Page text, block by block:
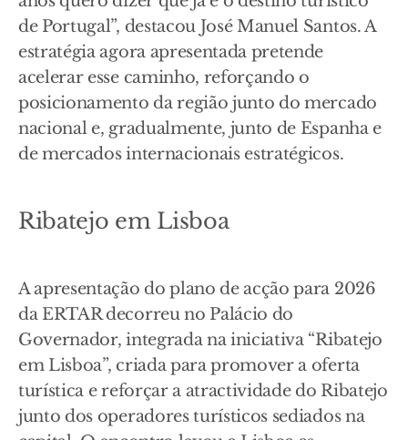
de Portugal”, destacou José Manuel Santos. A
estratégia agora apresentada pretende
acelerar esse caminho, reforçando o
posicionamento da região junto do mercado
nacional e, gradualmente, junto de Espanha e
de mercados internacionais estratégicos.
Ribatejo em Lisboa
A apresentação do plano de acção para 2026
da ERTAR decorreu no Palácio do
Governador, integrada na iniciativa “Ribatejo
em Lisboa”, criada para promover a oferta
turística e reforçar a atractividade do Ribatejo
junto dos operadores turísticos sediados na